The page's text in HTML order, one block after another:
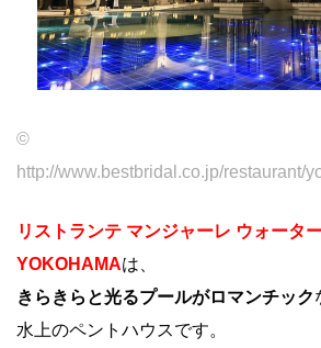
©
http://www.bestbridal.co.jp/restaurant/
リストランテ マンジャーレ ウォータ
YOKOHAMAは、
きらきらと光るプールがロマンチック
水上のペントハウスです。